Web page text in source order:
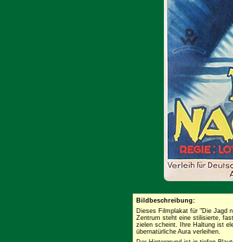
Bildbeschreibung:
Dieses Filmplakat für "Die Jagd
Zentrum steht eine stilisierte,
zielen scheint. Ihre Haltung ist
übernatürliche Aura verleihen.